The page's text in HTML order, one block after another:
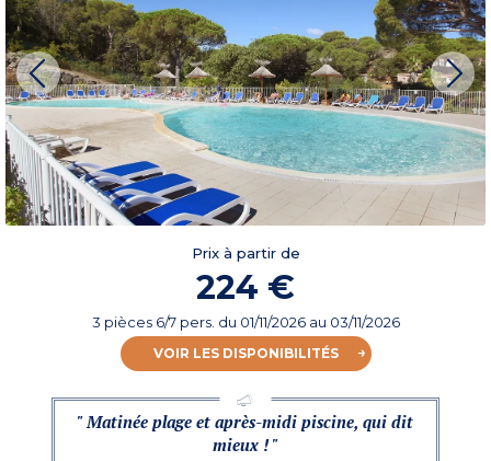
Prix à partir de
224 €
3 pièces 6/7 pers. du 01/11/2026au 03/11/2026
VOIR LES DISPONIBILITÉS
" Matinée plage et après-midi piscine, qui dit
mieux ! "